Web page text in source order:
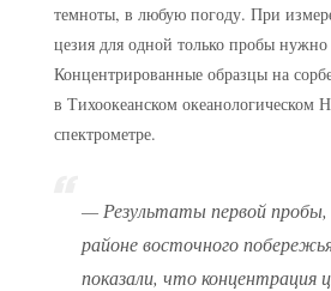
темноты, в любую погоду. При
цезия для одной только пробы нужно
Концентрированные образцы на
в Тихоокеанском океанологическом
спектрометре.
— Результаты первой
районе восточного
показали, что концентрация